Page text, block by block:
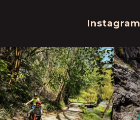
Instagram